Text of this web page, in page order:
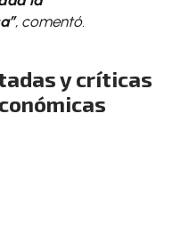
, comentó.
y críticas